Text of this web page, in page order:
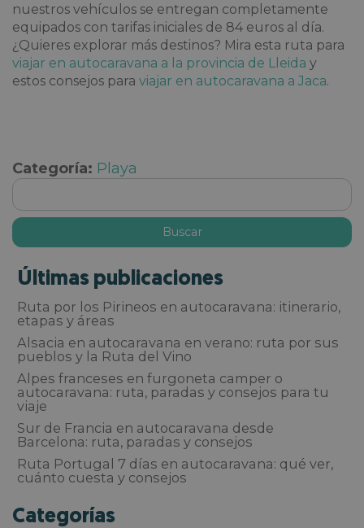
nuestros vehículos se entregan completamente
equipados con tarifas iniciales de 84 euros al día.
¿Quieres explorar más destinos? Mira esta ruta para
viajar en autocaravana a la provincia de Lleida y
estos consejos para viajar en autocaravana a Jaca.
Categoría: Playa
Últimas publicaciones
Ruta por los Pirineos en autocaravana: itinerario,
etapas y áreas
Alsacia en autocaravana en verano: ruta por sus
pueblos y la Ruta del Vino
Alpes franceses en furgoneta camper o
autocaravana: ruta, paradas y consejos para tu
viaje
Sur de Francia en autocaravana desde
Barcelona: ruta, paradas y consejos
Ruta Portugal 7 días en autocaravana: qué ver,
cuánto cuesta y consejos
Categorías